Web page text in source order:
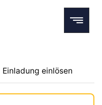
Einladung einlösen